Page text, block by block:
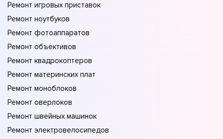
Ремонт игровых приставок
Ремонт ноутбуков
Ремонт фотоаппаратов
Ремонт объективов
Ремонт квадрокоптеров
Ремонт материнских плат
Ремонт моноблоков
Ремонт оверлоков
Ремонт швейных машинок
Ремонт электровелосипедов